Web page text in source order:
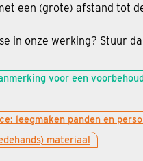
een (grote) afstand tot
in onze werking? Stuur
voor een
leegmaken panden en
materiaal